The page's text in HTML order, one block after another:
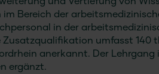
Bereich der
in der
Zusatzqualifikation umfasst 140
anerkannt. Der
ergänzt.